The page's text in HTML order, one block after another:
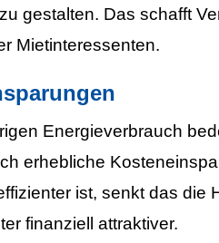
gestalten. Das schafft
Mietinteressenten.
Energieverbrauch
erhebliche
ist, senkt das die
finanziell attraktiver.